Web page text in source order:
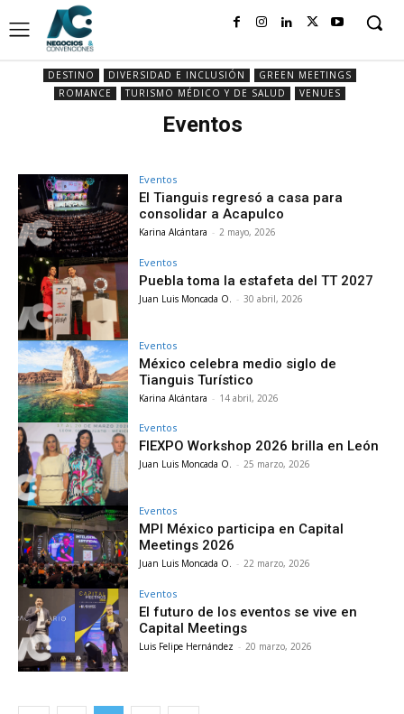
DESTINO DIVERSIDAD E INCLUSIÓN
GREEN MEETINGS
ROMANCE
TURISMO MÉDICO Y DE SALUD VENUES
Eventos
Eventos
El Tianguis regresó a casa para
consolidar a Acapulco
Karina Alcántara - 2 mayo, 2026
Eventos
Puebla toma la estafeta del TT 2027
Juan Luis Moncada O. - 30 abril, 2026
Eventos
México celebra medio siglo de
Tianguis Turístico
Karina Alcántara - 14 abril, 2026
Eventos
FIEXPO Workshop 2026 brilla en León
Juan Luis Moncada O. - 25 marzo, 2026
Eventos
MPI México participa en Capital
Meetings 2026
Juan Luis Moncada O. - 22 marzo, 2026
Eventos
El futuro de los eventos se vive en
Capital Meetings
Luis Felipe Hernández - 20 marzo, 2026